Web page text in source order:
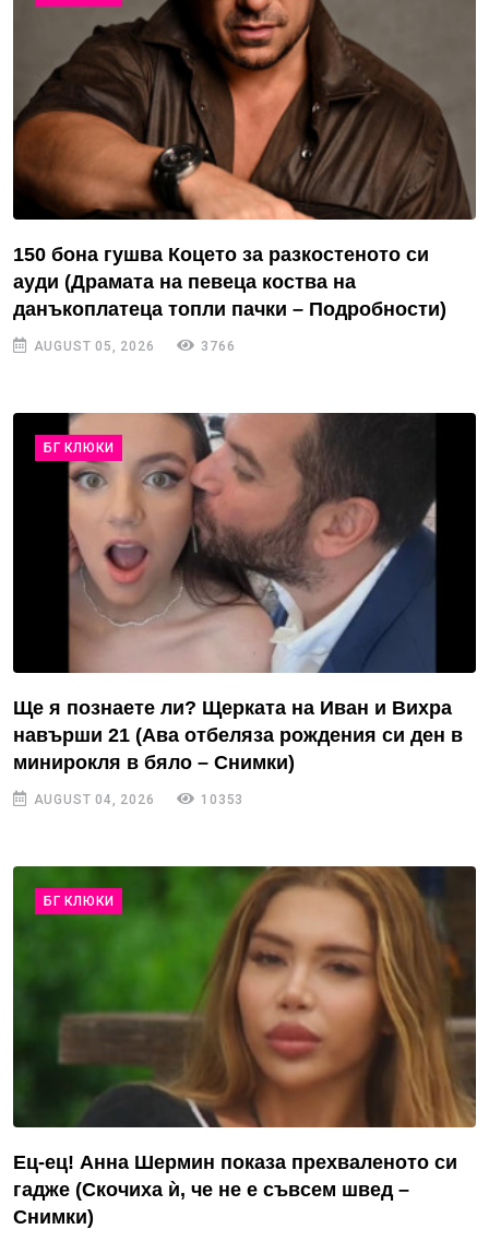
150 бона гушва Коцето за разкостеното си
ауди (Драмата на певеца коства на
данъкоплатеца топли пачки – Подробности)
AUGUST 05, 2026 3766
БГ КЛЮКИ
Ще я познаете ли? Щерката на Иван и Вихра
навърши 21 (Ава отбеляза рождения си ден в
минирокля в бяло – Снимки)
AUGUST 04, 2026 10353
БГ КЛЮКИ
Ец-ец! Анна Шермин показа прехваленото си
гадже (Скочиха ѝ, че не е съвсем швед –
Снимки)